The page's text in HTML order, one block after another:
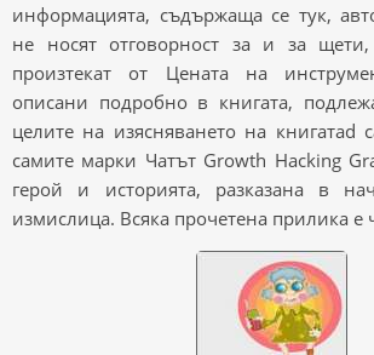
информацията, съдържаща се тук,
не носят отговорност за и за
произтекат от Цената на
описани подробно в книгата,
целите на изясняването на книгатаd
самите марки Чатът Growth Hacking
герой и историята, разказана в
измислица. Всяка прочетена прилика е